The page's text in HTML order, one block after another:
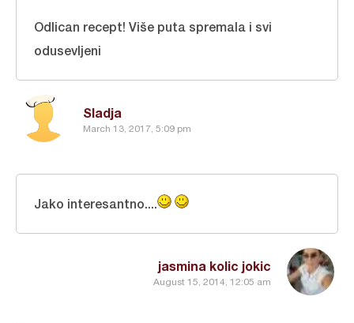
Sladja
March 13, 2017, 5:09 pm
Odlican recept! Više puta spremala i svi
odusevljeni
jasmina kolic jokic
August 15, 2014, 12:05 am
Jako interesantno....